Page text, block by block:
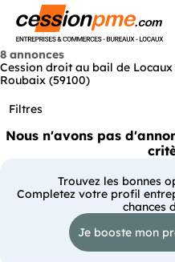
8 annonces
Cession droit au bail de
Roubaix (59100)
Filtres
Nous n'avons pas
Trouvez les bonnes
Completez votre profil
chances
Je booste mon